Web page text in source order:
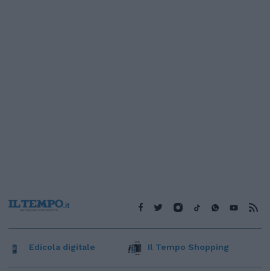
Edicola digitale Il Tempo Shopping